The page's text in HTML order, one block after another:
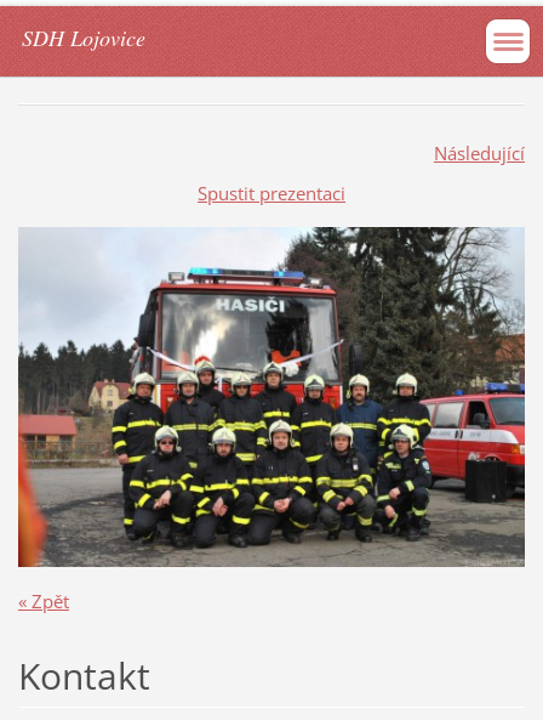
SDH Lojovice
Následující
Spustit prezentaci
« Zpět
Kontakt